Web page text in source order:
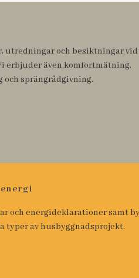
utredningar och besiktningar
erbjuder även komfortmätning,
sprängrådgivning.
och energideklarationer samt
typer av husbyggnadsprojekt.